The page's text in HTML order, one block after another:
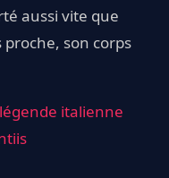
aussi vite que
son corps
italienne